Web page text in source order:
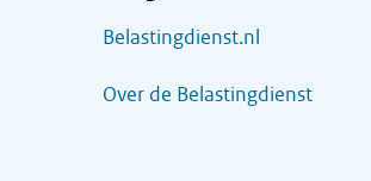
Belastingdienst.nl
Over de Belastingdienst